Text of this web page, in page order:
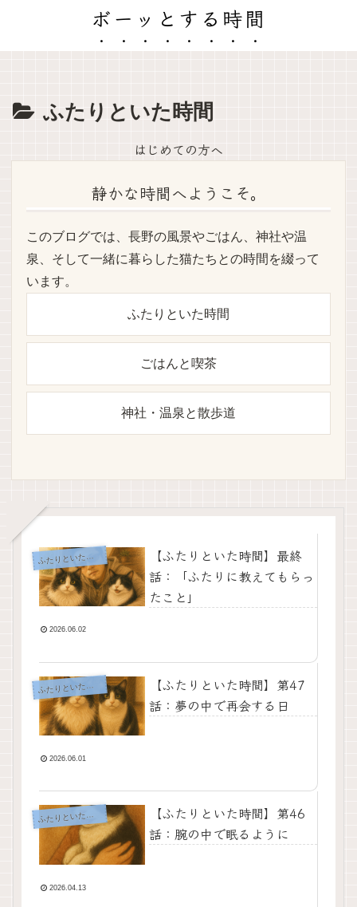
ボーッとする時間
ふたりといた時間
はじめての方へ
静かな時間へようこそ。
このブログでは、長野の風景やごはん、神社や温
泉、そして一緒に暮らした猫たちとの時間を綴って
います。
ふたりといた時間
ごはんと喫茶
神社・温泉と散歩道
ふ
たりといた時間
【ふたりといた時間】最終
話：「ふたりに教えてもらっ
たこと」
2026.06.02
ふ
たりといた時間
【ふたりといた時間】第47
話：夢の中で再会する日
2026.06.01
ふ
たりといた時間
【ふたりといた時間】第46
話：腕の中で眠るように
2026.04.13